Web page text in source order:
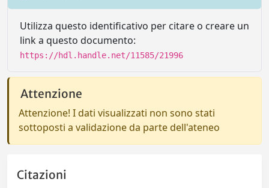
Utilizza questo identificativo per citare o creare un
link a questo documento:
https://hdl.handle.net/11585/21996
Attenzione
Attenzione! I dati visualizzati non sono stati
sottoposti a validazione da parte dell'ateneo
Citazioni